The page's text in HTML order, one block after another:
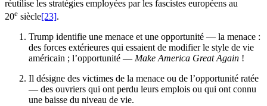
réutilise les stratégies employées par les fascistes européens au
20e siècle[23].
Trump identifie une menace et une opportunité — la menace :
des forces extérieures qui essaient de modifier le style de vie
américain ; l’opportunité — Make America Great Again !
Il désigne des victimes de la menace ou de l’opportunité ratée
— des ouvriers qui ont perdu leurs emplois ou qui ont connu
une baisse du niveau de vie.